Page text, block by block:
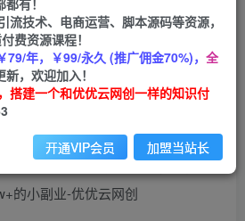
云币99
立即购买
登录！建议登陆后购买，可保存购买订单
流技术、电商运营、脚本源码等资源，
费资源课程！
79/年，￥99/永久 (推广佣金70%)， 全
新，欢迎加入！
搭建一个和优优云网创一样的知识付
开通VIP会员 加盟当站长